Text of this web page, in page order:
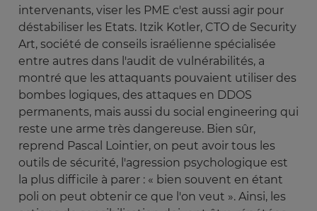
intervenants, viser les PME c'est aussi agir pour
déstabiliser les Etats. Itzik Kotler, CTO de Security
Art, société de conseils israélienne spécialisée
entre autres dans l'audit de vulnérabilités, a
montré que les attaquants pouvaient utiliser des
bombes logiques, des attaques en DDOS
permanents, mais aussi du social engineering qui
reste une arme très dangereuse. Bien sûr,
reprend Pascal Lointier, on peut avoir tous les
outils de sécurité, l'agression psychologique est
la plus difficile à parer : « bien souvent en étant
poli on peut obtenir ce que l'on veut ». Ainsi, les